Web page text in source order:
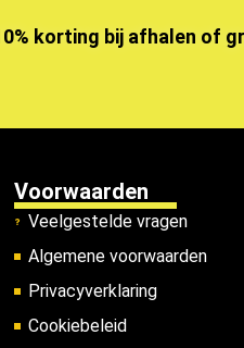
korting bij afhalen of
Voorwaarden
Veelgestelde vragen
Algemene voorwaarden
Privacyverklaring
Cookiebeleid